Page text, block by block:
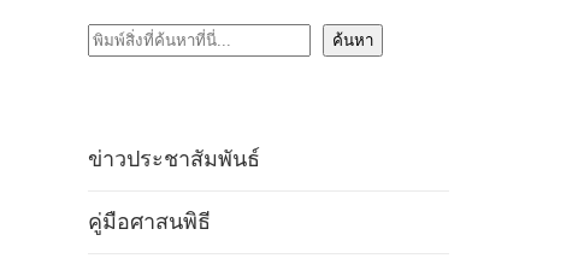
ค้นหา ค้นหา
ข่าวประชาสัมพันธ์
คู่มือศาสนพิธี